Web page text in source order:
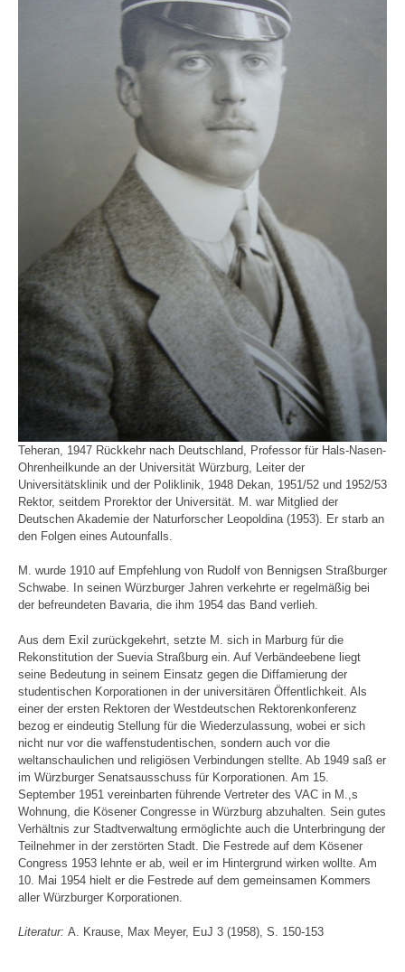
Teheran, 1947 Rückkehr nach Deutschland, Professor für Hals-Nasen-
Ohrenheilkunde an der Universität Würzburg, Leiter der
Universitätsklinik und der Poliklinik, 1948 Dekan, 1951/52 und 1952/53
Rektor, seitdem Prorektor der Universität. M. war Mitglied der
Deutschen Akademie der Naturforscher Leopoldina (1953). Er starb an
den Folgen eines Autounfalls.
M. wurde 1910 auf Empfehlung von Rudolf von Bennigsen Straßburger
Schwabe. In seinen Würzburger Jahren verkehrte er regelmäßig bei
der befreundeten Bavaria, die ihm 1954 das Band verlieh.
Aus dem Exil zurückgekehrt, setzte M. sich in Marburg für die
Rekonstitution der Suevia Straßburg ein. Auf Verbändeebene liegt
seine Bedeutung in seinem Einsatz gegen die Diffamierung der
studentischen Korporationen in der universitären Öffentlichkeit. Als
einer der ersten Rektoren der Westdeutschen Rektorenkonferenz
bezog er eindeutig Stellung für die Wiederzulassung, wobei er sich
nicht nur vor die waffenstudentischen, sondern auch vor die
weltanschaulichen und religiösen Verbindungen stellte. Ab 1949 saß er
im Würzburger Senatsausschuss für Korporationen. Am 15.
September 1951 vereinbarten führende Vertreter des VAC in M.,s
Wohnung, die Kösener Congresse in Würzburg abzuhalten. Sein gutes
Verhältnis zur Stadtverwaltung ermöglichte auch die Unterbringung der
Teilnehmer in der zerstörten Stadt. Die Festrede auf dem Kösener
Congress 1953 lehnte er ab, weil er im Hintergrund wirken wollte. Am
10. Mai 1954 hielt er die Festrede auf dem gemeinsamen Kommers
aller Würzburger Korporationen.
Literatur: A. Krause, Max Meyer, EuJ 3 (1958), S. 150-153